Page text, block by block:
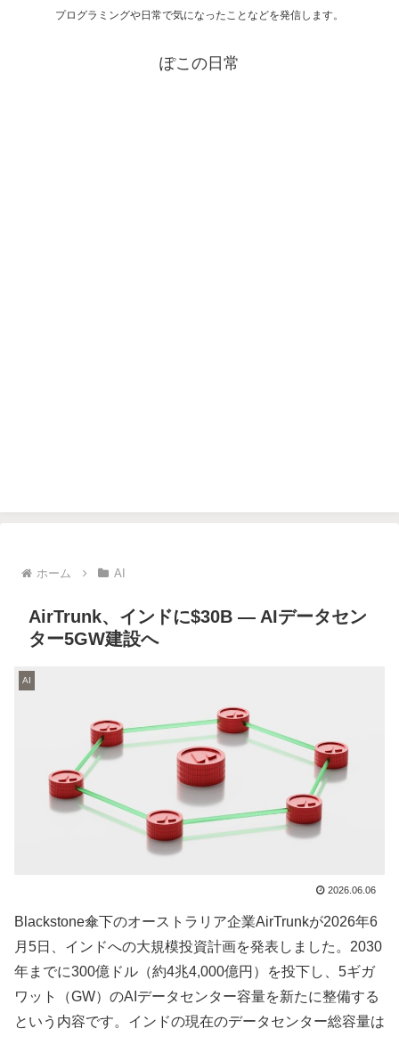
プログラミングや日常で気になったことなどを発信します。
ぽこの日常
ホーム AI
AirTrunk、インドに$30B — AIデータセン
ター5GW建設へ
AI
2026.06.06
Blackstone傘下のオーストラリア企業AirTrunkが2026年6
月5日、インドへの大規模投資計画を発表しました。2030
年までに300億ドル（約4兆4,000億円）を投下し、5ギガ
ワット（GW）のAIデータセンター容量を新たに整備する
という内容です。インドの現在のデータセンター総容量は